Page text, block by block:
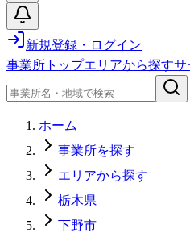
新規登録・ログイン
事業所トップエリアから探すサ
ホーム
事業所を探す
エリアから探す
栃木県
下野市